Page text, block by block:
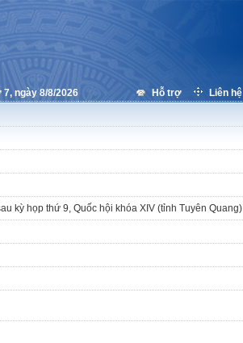
7, ngày 8/8/2026 Hỗ trợ Liên hệ
kỳ họp thứ 9, Quốc hội khóa XIV (tỉnh Tuyên Quang)